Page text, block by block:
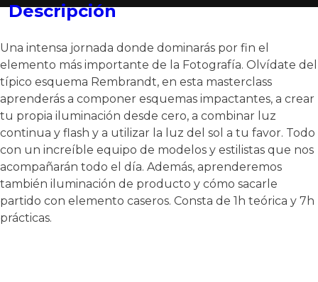
Descripción
Una intensa jornada donde dominarás por fin el
elemento más importante de la Fotografía. Olvídate del
típico esquema Rembrandt, en esta masterclass
aprenderás a componer esquemas impactantes, a crear
tu propia iluminación desde cero, a combinar luz
continua y flash y a utilizar la luz del sol a tu favor. Todo
con un increíble equipo de modelos y estilistas que nos
acompañarán todo el día. Además, aprenderemos
también iluminación de producto y cómo sacarle
partido con elemento caseros. Consta de 1h teórica y 7h
prácticas.